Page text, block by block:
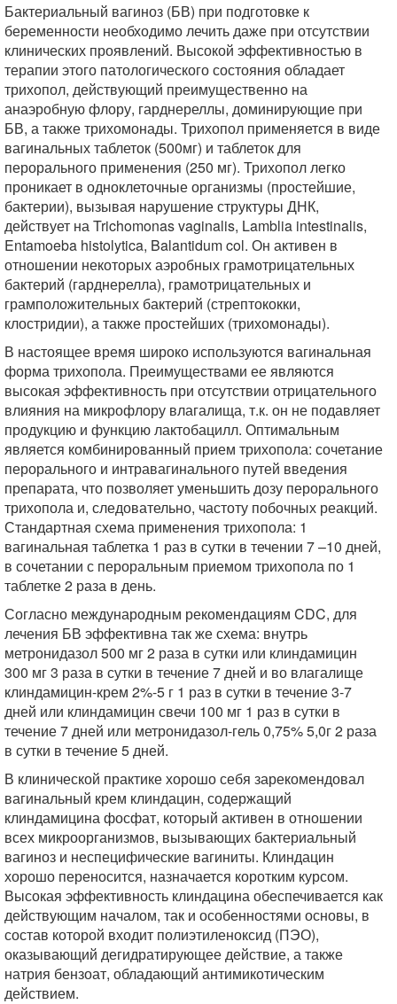
Бактериальный вагиноз (БВ) при подготовке к
беременности необходимо лечить даже при отсутствии
клинических проявлений. Высокой эффективностью в
терапии этого патологического состояния обладает
трихопол, действующий преимущественно на
анаэробную флору, гарднереллы, доминирующие при
БВ, а также трихомонады. Трихопол применяется в виде
вагинальных таблеток (500мг) и таблеток для
перорального применения (250 мг). Трихопол легко
проникает в одноклеточные организмы (простейшие,
бактерии), вызывая нарушение структуры ДНК,
действует на Trichomonas vaginalis, Lamblia intestinalis,
Entamoeba histolytica, Balantidum col. Он активен в
отношении некоторых аэробных грамотрицательных
бактерий (гарднерелла), грамотрицательных и
грамположительных бактерий (стрептококки,
клостридии), а также простейших (трихомонады).
В настоящее время широко используются вагинальная
форма трихопола. Преимуществами ее являются
высокая эффективность при отсутствии отрицательного
влияния на микрофлору влагалища, т.к. он не подавляет
продукцию и функцию лактобацилл. Оптимальным
является комбинированный прием трихопола: сочетание
перорального и интравагинального путей введения
препарата, что позволяет уменьшить дозу перорального
трихопола и, следовательно, частоту побочных реакций.
Стандартная схема применения трихопола: 1
вагинальная таблетка 1 раз в сутки в течении 7 –10 дней,
в сочетании с пероральным приемом трихопола по 1
таблетке 2 раза в день.
Согласно международным рекомендациям CDC, для
лечения БВ эффективна так же схема: внутрь
метронидазол 500 мг 2 раза в сутки или клиндамицин
300 мг 3 раза в сутки в течение 7 дней и во влагалище
клиндамицин-крем 2%-5 г 1 раз в сутки в течение 3-7
дней или клиндамицин свечи 100 мг 1 раз в сутки в
течение 7 дней или метронидазол-гель 0,75% 5,0г 2 раза
в сутки в течение 5 дней.
В клинической практике хорошо себя зарекомендовал
вагинальный крем клиндацин, содержащий
клиндамицина фосфат, который активен в отношении
всех микроорганизмов, вызывающих бактериальный
вагиноз и неспецифические вагиниты. Клиндацин
хорошо переносится, назначается коротким курсом.
Высокая эффективность клиндацина обеспечивается как
действующим началом, так и особенностями основы, в
состав которой входит полиэтиленоксид (ПЭО),
оказывающий дегидратирующее действие, а также
натрия бензоат, обладающий антимикотическим
действием.